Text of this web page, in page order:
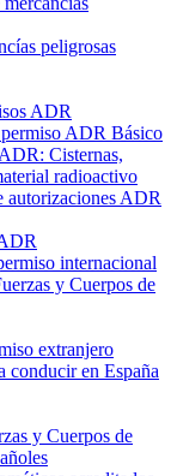
peligrosas
ADR
ADR Básico
Cisternas,
radioactivo
autorizaciones ADR
internacional
y Cuerpos de
extranjero
conducir en España
y Cuerpos de